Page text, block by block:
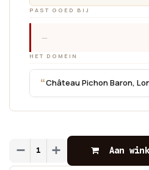
PAST GOED BIJ
—
HET DOMEIN
“Château Pichon Baron,
Aan